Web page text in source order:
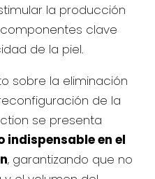
la producción
clave
de la piel.
sobre la eliminación
de la
se presenta
indispensable en el
, garantizando que no